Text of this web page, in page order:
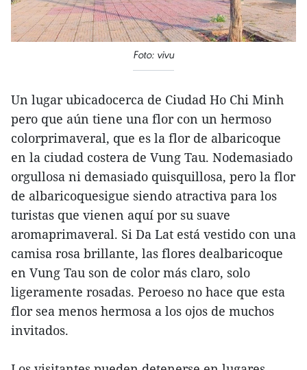
Foto: vivu
Un lugar ubicadocerca de Ciudad Ho Chi Minh
pero que aún tiene una flor con un hermoso
colorprimaveral, que es la flor de albaricoque
en la ciudad costera de Vung Tau. Nodemasiado
orgullosa ni demasiado quisquillosa, pero la flor
de albaricoquesigue siendo atractiva para los
turistas que vienen aquí por su suave
aromaprimaveral. Si Da Lat está vestido con una
camisa rosa brillante, las flores dealbaricoque
en Vung Tau son de color más claro, solo
ligeramente rosadas. Peroeso no hace que esta
flor sea menos hermosa a los ojos de muchos
invitados.